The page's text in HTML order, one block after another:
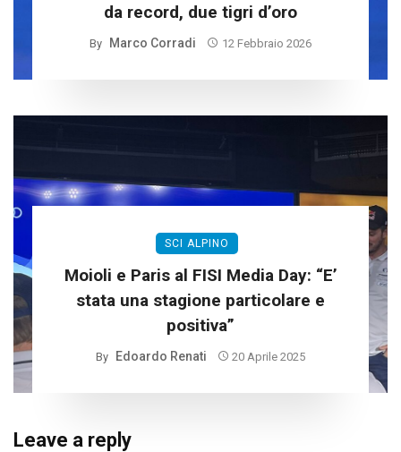
da record, due tigri d’oro
By Marco Corradi 12 Febbraio 2026
SCI ALPINO
Moioli e Paris al FISI Media Day: “E’
stata una stagione particolare e
positiva”
By Edoardo Renati 20 Aprile 2025
Leave a reply